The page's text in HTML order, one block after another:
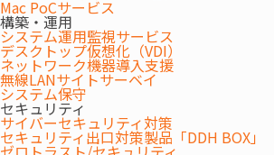
Mac PoCサービス
構築・運用
システム運用監視サービス
デスクトップ仮想化（VDI）
ネットワーク機器導入支援
無線LANサイトサーベイ
システム保守
セキュリティ
サイバーセキュリティ対策
セキュリティ出口対策製品「DDH BOX」
2024.11.15